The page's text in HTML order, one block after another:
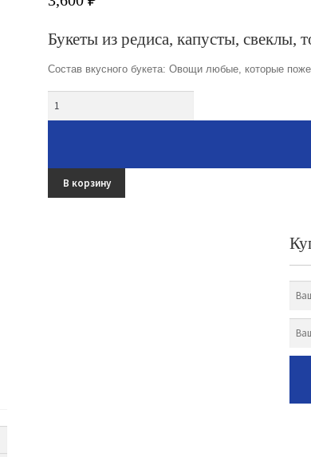
Букеты из редиса, капусты, свеклы,
Состав вкусного букета: Овощи любые, которые
В корзину